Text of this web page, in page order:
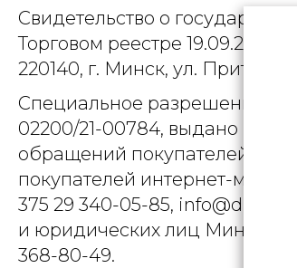
Свидетельство о
Торговом реестре
220140, г. Минск, ул.
Специальное разрешение
02200/21-00784, выдано
обращений покупателей
покупателей интернет-
375 29 340-05-85,
и юридических лиц Минского
368-80-49.